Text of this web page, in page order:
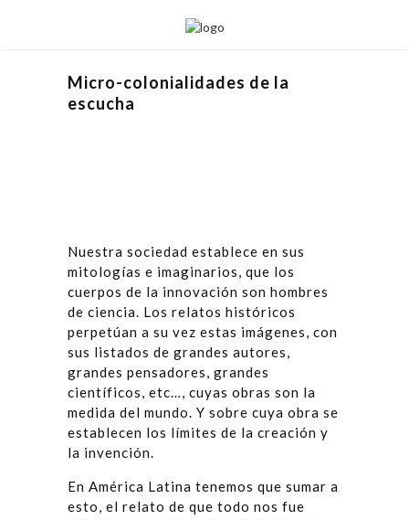
Micro-colonialidades de la
escucha
Nuestra sociedad establece en sus
mitologías e imaginarios, que los
cuerpos de la innovación son hombres
de ciencia. Los relatos históricos
perpetúan a su vez estas imágenes, con
sus listados de grandes autores,
grandes pensadores, grandes
científicos, etc…, cuyas obras son la
medida del mundo. Y sobre cuya obra se
establecen los límites de la creación y
la invención.
En América Latina tenemos que sumar a
esto, el relato de que todo nos fue